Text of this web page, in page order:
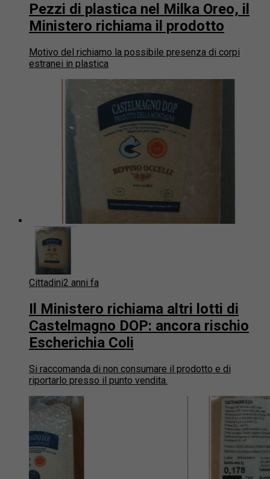
Pezzi di plastica nel Milka Oreo, il
Ministero richiama il prodotto
Motivo del richiamo la possibile presenza di corpi
estranei in plastica
Cittadini2 anni fa
Il Ministero richiama altri lotti di
Castelmagno DOP: ancora rischio
Escherichia Coli
Si raccomanda di non consumare il prodotto e di
riportarlo presso il punto vendita.